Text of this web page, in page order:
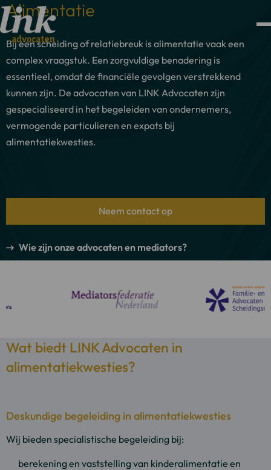
Alimentatie
Bij een scheiding of relatiebreuk is alimentatie vaak een
complex vraagstuk. Een zorgvuldige benadering is
essentieel, omdat de financiële gevolgen verstrekkend
kunnen zijn. De advocaten van LINK Advocaten zijn
gespecialiseerd in het begeleiden van ondernemers,
vermogende particulieren en expats bij
alimentatiekwesties.
Neem contact op
Wie zijn onze advocaten en mediators?
Wat biedt LINK Advocaten in
alimentatiekwesties?
Deskundige begeleiding in alimentatiekwesties
Wij bieden specialistische begeleiding bij:
berekening en vaststelling van kinderalimentatie en